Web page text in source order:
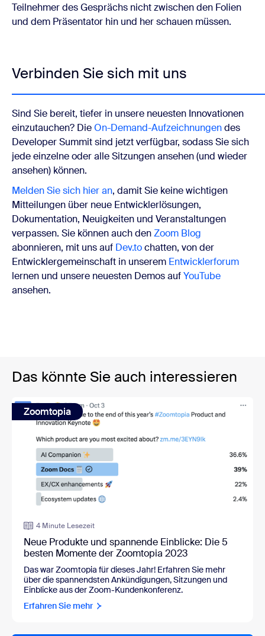
Teilnehmer des Gesprächs nicht zwischen den Folien
und dem Präsentator hin und her schauen müssen.
Verbinden Sie sich mit uns
Sind Sie bereit, tiefer in unsere neuesten Innovationen
einzutauchen? DieOn-Demand-Aufzeichnungendes
Developer Summit sind jetzt verfügbar, sodass Sie sich
jede einzelne oder alle Sitzungen ansehen (und wieder
ansehen) können.
Melden Sie sich hier an, damit Sie keine wichtigen
Mitteilungen über neue Entwicklerlösungen,
Dokumentation, Neuigkeiten und Veranstaltungen
verpassen. Sie können auch denZoom Blog
abonnieren, mit uns auf Dev.tochatten, von der
Entwicklergemeinschaft in unserem Entwicklerforum
lernen und unsere neuesten Demos aufYouTube
ansehen.
Das könnte Sie auch interessieren
Zoomtopia
4 Minute Lesezeit
Neue Produkte und spannende Einblicke: Die 5
besten Momente der Zoomtopia 2023
Das war Zoomtopia für dieses Jahr! Erfahren Sie mehr
über die spannendsten Ankündigungen, Sitzungen und
Einblicke aus der Zoom-Kundenkonferenz.
Erfahren Sie mehr